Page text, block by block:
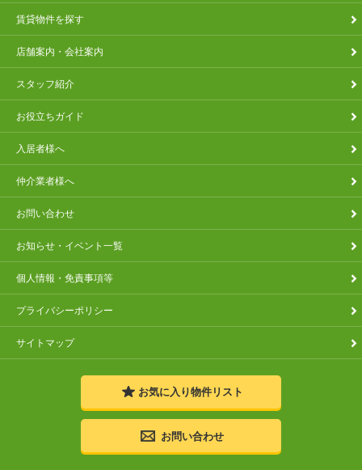
賃貸物件を探す
店舗案内・会社案内
スタッフ紹介
お役立ちガイド
入居者様へ
仲介業者様へ
お問い合わせ
お知らせ・イベント一覧
個人情報・免責事項等
プライバシーポリシー
サイトマップ
お気に入り物件リスト
お問い合わせ